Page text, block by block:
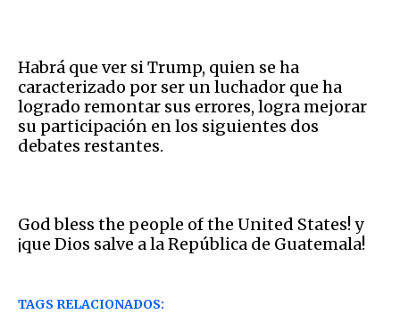
Habrá que ver si Trump, quien se ha
caracterizado por ser un luchador que ha
logrado remontar sus errores, logra mejorar
su participación en los siguientes dos
debates restantes.
God bless the people of the United States! y
¡que Dios salve a la República de Guatemala!
TAGS RELACIONADOS: